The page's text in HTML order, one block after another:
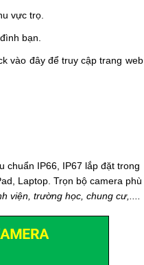
vực trọ.
bạn.
vào đây để truy cập trang web
chuẩn IP66, IP67 lắp đặt trong
Laptop. Trọn bộ camera phù
viện, trường học, chung cư,....